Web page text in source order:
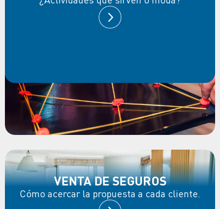
VENTA DE SEGUROS
Cómo acercar la propuesta a cada cliente.